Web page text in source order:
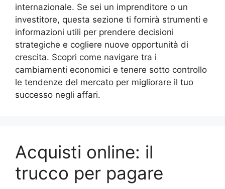
internazionale. Se sei un imprenditore o un
investitore, questa sezione ti fornirà strumenti e
informazioni utili per prendere decisioni
strategiche e cogliere nuove opportunità di
crescita. Scopri come navigare tra i
cambiamenti economici e tenere sotto controllo
le tendenze del mercato per migliorare il tuo
successo negli affari.
Acquisti online: il
trucco per pagare